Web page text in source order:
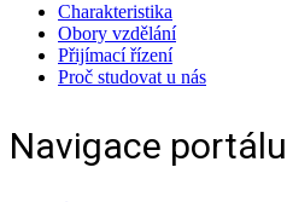
Charakteristika
Obory vzdělání
Přijímací řízení
Proč studovat u nás
Navigace portálu